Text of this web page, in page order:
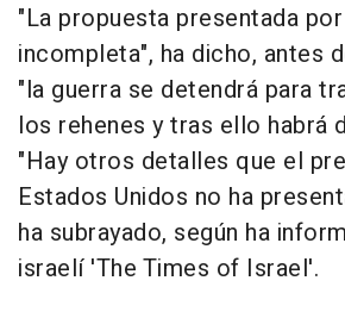
"La propuesta presentada
incompleta", ha dicho, antes
"la guerra se detendrá para
los rehenes y tras ello habrá
"Hay otros detalles que el
Estados Unidos no ha
ha subrayado, según ha
israelí 'The Times of Israel'.